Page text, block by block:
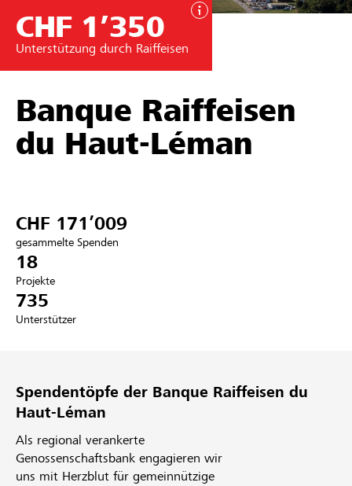
Unterstützen
Hilfe & Support
Partner / Raiffeisenbank
Anmelden
Registrieren
Projekte und Organisationen finden
CHF 1’350
Unterstützung durch Raiffeisen
Banque Raiffeisen
du Haut-Léman
CHF 171’009
gesammelte Spenden
18
Projekte
735
Unterstützer
Spendentöpfe der Banque Raiffeisen du
Haut-Léman
Als regional verankerte
Genossenschaftsbank engagieren wir
uns mit Herzblut für gemeinnützige